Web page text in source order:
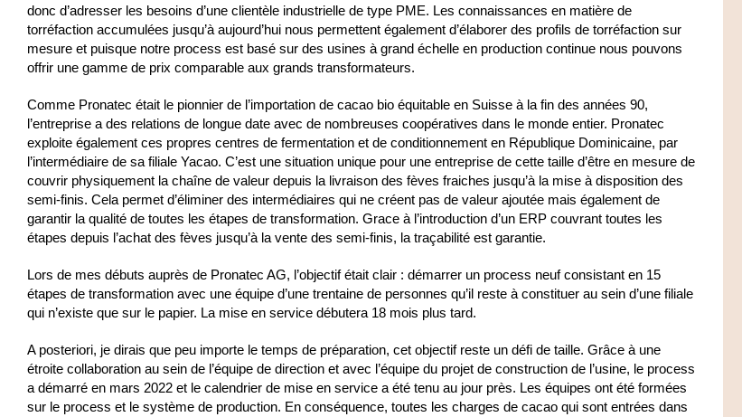
donc d’adresser les besoins d’une clientèle industrielle de type PME. Les connaissances en matière de
torréfaction accumulées jusqu’à aujourd’hui nous permettent également d’élaborer des profils de torréfaction sur
mesure et puisque notre process est basé sur des usines à grand échelle en production continue nous pouvons
offrir une gamme de prix comparable aux grands transformateurs.
Comme Pronatec était le pionnier de l’importation de cacao bio équitable en Suisse à la fin des années 90,
l’entreprise a des relations de longue date avec de nombreuses coopératives dans le monde entier. Pronatec
exploite également ces propres centres de fermentation et de conditionnement en République Dominicaine, par
l’intermédiaire de sa filiale Yacao. C’est une situation unique pour une entreprise de cette taille d’être en mesure de
couvrir physiquement la chaîne de valeur depuis la livraison des fèves fraiches jusqu’à la mise à disposition des
semi-finis. Cela permet d’éliminer des intermédiaires qui ne créent pas de valeur ajoutée mais également de
garantir la qualité de toutes les étapes de transformation. Grace à l’introduction d’un ERP couvrant toutes les
étapes depuis l’achat des fèves jusqu’à la vente des semi-finis, la traçabilité est garantie.
Lors de mes débuts auprès de Pronatec AG, l’objectif était clair : démarrer un process neuf consistant en 15
étapes de transformation avec une équipe d’une trentaine de personnes qu’il reste à constituer au sein d’une filiale
qui n’existe que sur le papier. La mise en service débutera 18 mois plus tard.
A posteriori, je dirais que peu importe le temps de préparation, cet objectif reste un défi de taille. Grâce à une
étroite collaboration au sein de l’équipe de direction et avec l’équipe du projet de construction de l’usine, le process
a démarré en mars 2022 et le calendrier de mise en service a été tenu au jour près. Les équipes ont été formées
sur le process et le système de production. En conséquence, toutes les charges de cacao qui sont entrées dans